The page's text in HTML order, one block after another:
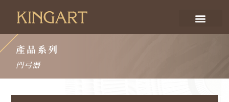
產品系列
門弓器